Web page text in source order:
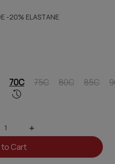
-20% ELASTANE
70C 75C 80C 85C
+
to Cart